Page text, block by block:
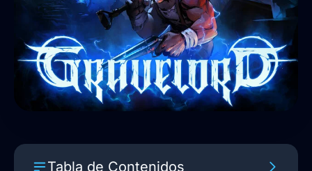
Tabla de Contenidos